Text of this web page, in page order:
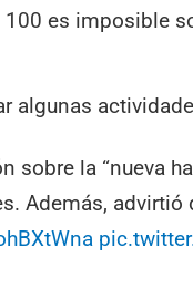
es imposible
algunas
sobre la “nueva
Además,